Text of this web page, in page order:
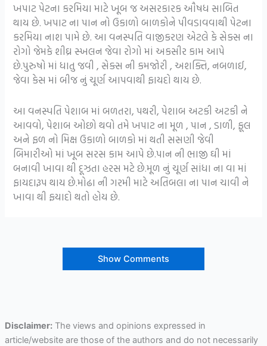
ખપાટ પેટના કરમિયા માટે ખૂબ જ અસરકારક ઔષધ સાબિત
થાય છે. ખપાટ ના પાન નો ઉકાળો બાળકોને પીવડાવવાથી પેટના
કરમિયા નાશ પામે છે. આ વનસ્પતિ વાજીકરણ એટલે કે સેક્સ ના
રોગો જેમકે શીઘ્ર સ્ખલન જેવા રોગો માં અકસીર કામ આપે
છે.પુરુષો માં ધાતુ જવી , સેક્સ ની કમજોરી , અશક્તિ, નબળાઈ,
જેવા કેસ માં બીજ નું ચૂર્ણ આપવાથી ફાયદો થાય છે.
આ વનસ્પતિ પેશાબ માં બળતરા, પથરી, પેશાબ અટકી અટકી ને
આવવો, પેશાબ ઓછો થવો તમે ખપાટ ના મૂળ , પાન , ડાળી, ફૂલ
અને ફળ નો મિક્ષ ઉકાળો બાળકો માં થતી સસણી જેવી
બિમારીઓ માં ખૂબ સરસ કામ આપે છે.પાન ની ભાજી ઘી માં
બનાવી ખાવા થી દૂઝતા હરસ મટે છે.મૂળ નું ચૂર્ણ સાંધા ના વા માં
ફાયદારૂપ થાય છે.મોઢા ની ગરમી માટે અતિબલા ના પાન ચાવી ને
ખાવા થી ફયાદો થતો હોય છે.
Show Comments
Disclaimer:The views and opinions expressed in
article/website are those of the authors and do not necessarily